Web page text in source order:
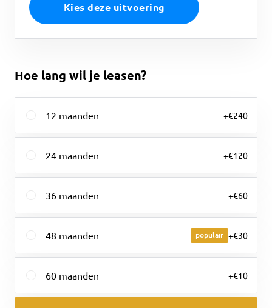
Kies deze uitvoering
Hoe lang wil je leasen?
12 maanden +€240
24 maanden +€120
36 maanden +€60
48 maanden populair +€30
60 maanden +€10